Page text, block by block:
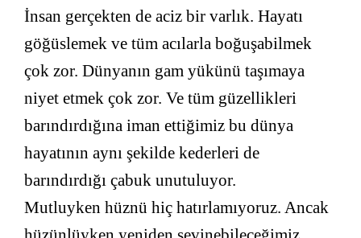
İnsan gerçekten de aciz bir varlık. Hayatı
göğüslemek ve tüm acılarla boğuşabilmek
çok zor. Dünyanın gam yükünü taşımaya
niyet etmek çok zor. Ve tüm güzellikleri
barındırdığına iman ettiğimiz bu dünya
hayatının aynı şekilde kederleri de
barındırdığı çabuk unutuluyor.
Mutluyken hüznü hiç hatırlamıyoruz. Ancak